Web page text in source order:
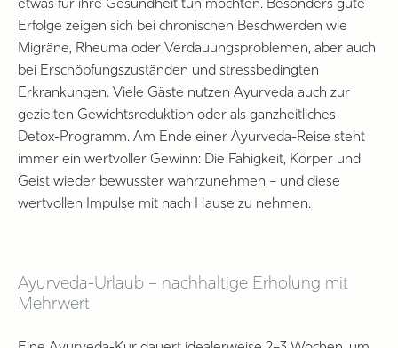
etwas für ihre Gesundheit tun möchten. Besonders gute
Erfolge zeigen sich bei chronischen Beschwerden wie
Migräne, Rheuma oder Verdauungsproblemen, aber auch
bei Erschöpfungszuständen und stressbedingten
Erkrankungen. Viele Gäste nutzen Ayurveda auch zur
gezielten Gewichtsreduktion oder als ganzheitliches
Detox-Programm. Am Ende einer Ayurveda-Reise steht
immer ein wertvoller Gewinn: Die Fähigkeit, Körper und
Geist wieder bewusster wahrzunehmen – und diese
wertvollen Impulse mit nach Hause zu nehmen.
Ayurveda-Urlaub – nachhaltige Erholung mit
Mehrwert